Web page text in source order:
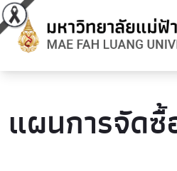
แผนการจัดซื้